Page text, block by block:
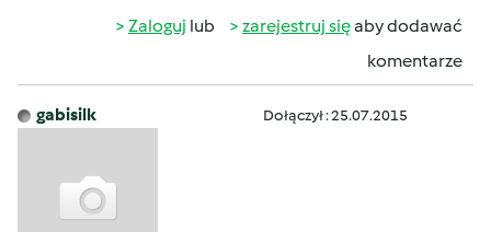
Zaloguj lub zarejestruj sięaby dodawać
komentarze
gabisilk Dołączył : 25.07.2015